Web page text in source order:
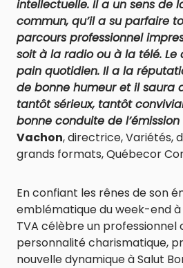
intellectuelle. Il a un sens de
commun, qu’il a su parfaire
parcours professionnel
soit à la radio ou à la télé. Le
pain quotidien. Il a la
de bonne humeur et il saura
tantôt sérieux, tantôt
bonne conduite de l’émission
Vachon, directrice, Variétés,
grands formats, Québecor
En confiant les rênes de son
emblématique du week-end à
TVA célèbre un
personnalité charismatique,
nouvelle dynamique à Salut